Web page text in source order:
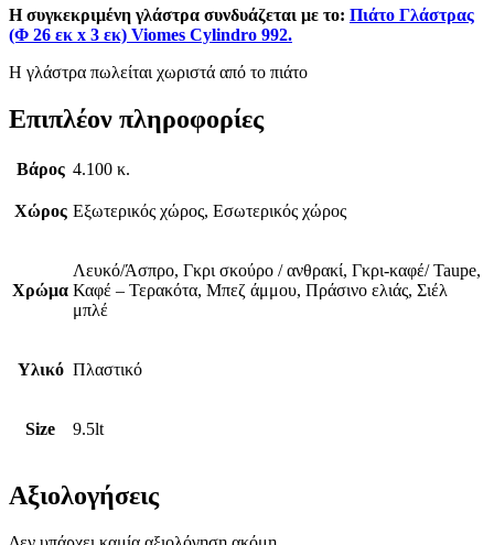
Η συγκεκριμένη γλάστρα συνδυάζεται με το: Πιάτο Γλάστρας
(Φ 26 εκ x 3 εκ) Viomes Cylindro 992.
Η γλάστρα πωλείται χωριστά από το πιάτο
Επιπλέον πληροφορίες
Βάρος 4.100 κ.
Χώρος Εξωτερικός χώρος, Εσωτερικός χώρος
Χρώμα
Λευκό/Άσπρο, Γκρι σκούρο / ανθρακί, Γκρι-καφέ/ Taupe,
Καφέ – Τερακότα, Μπεζ άμμου, Πράσινο ελιάς, Σιέλ
μπλέ
Υλικό Πλαστικό
Size 9.5lt
Αξιολογήσεις